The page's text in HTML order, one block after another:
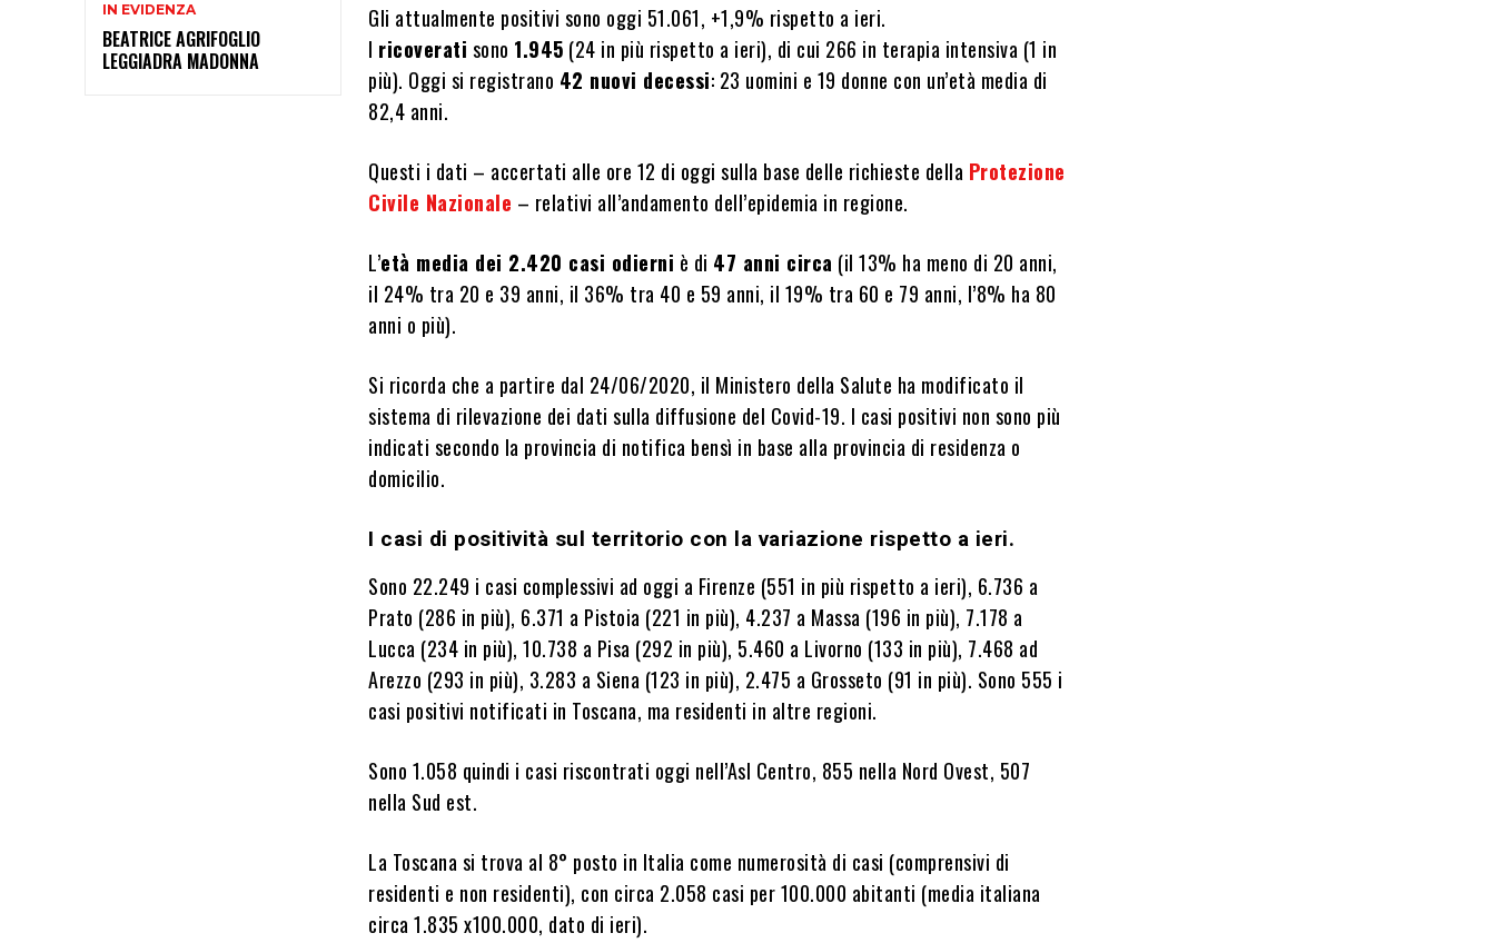
IN EVIDENZA
BEATRICE AGRIFOGLIO
LEGGIADRA MADONNA
Gli attualmente positivi sono oggi 51.061, +1,9% rispetto a ieri.
I ricoverati sono 1.945 (24 in più rispetto a ieri), di cui 266 in terapia intensiva (1 in
più). Oggi si registrano 42 nuovi decessi: 23 uomini e 19 donne con un’età media di
82,4 anni.
Questi i dati – accertati alle ore 12 di oggi sulla base delle richieste della Protezione
Civile Nazionale – relativi all’andamento dell’epidemia in regione.
L’età media dei 2.420 casi odierni è di 47 anni circa (il 13% ha meno di 20 anni,
il 24% tra 20 e 39 anni, il 36% tra 40 e 59 anni, il 19% tra 60 e 79 anni, l’8% ha 80
anni o più).
Si ricorda che a partire dal 24/06/2020, il Ministero della Salute ha modificato il
sistema di rilevazione dei dati sulla diffusione del Covid-19. I casi positivi non sono più
indicati secondo la provincia di notifica bensì in base alla provincia di residenza o
domicilio.
I casi di positività sul territorio con la variazione rispetto a ieri.
Sono 22.249 i casi complessivi ad oggi a Firenze (551 in più rispetto a ieri), 6.736 a
Prato (286 in più), 6.371 a Pistoia (221 in più), 4.237 a Massa (196 in più), 7.178 a
Lucca (234 in più), 10.738 a Pisa (292 in più), 5.460 a Livorno (133 in più), 7.468 ad
Arezzo (293 in più), 3.283 a Siena (123 in più), 2.475 a Grosseto (91 in più). Sono 555 i
casi positivi notificati in Toscana, ma residenti in altre regioni.
Sono 1.058 quindi i casi riscontrati oggi nell’Asl Centro, 855 nella Nord Ovest, 507
nella Sud est.
La Toscana si trova al 8° posto in Italia come numerosità di casi (comprensivi di
residenti e non residenti), con circa 2.058 casi per 100.000 abitanti (media italiana
circa 1.835 x100.000, dato di ieri).